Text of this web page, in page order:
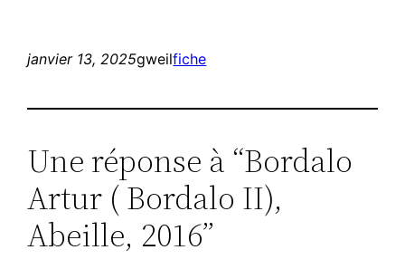
janvier 13, 2025gweilfiche
Une réponse à “Bordalo
Artur ( Bordalo II),
Abeille, 2016”